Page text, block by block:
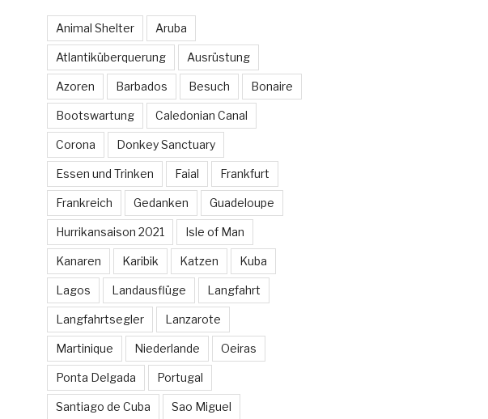
Animal Shelter Aruba
Atlantiküberquerung Ausrüstung
Azoren Barbados Besuch Bonaire
Bootswartung Caledonian Canal
Corona Donkey Sanctuary
Essen und Trinken Faial Frankfurt
Frankreich Gedanken Guadeloupe
Hurrikansaison 2021 Isle of Man
Kanaren Karibik Katzen Kuba
Lagos Landausflüge Langfahrt
Langfahrtsegler Lanzarote
Martinique Niederlande Oeiras
Ponta Delgada Portugal
Santiago de Cuba Sao Miguel